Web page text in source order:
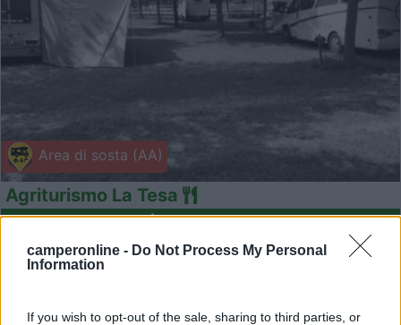
camperonline - Do Not Process My Personal
Information
If you wish to opt-out of the sale, sharing to third parties, or
Area di sosta (AA)
Agriturismo La Tesa
8,2 4
Servizi / Posizione